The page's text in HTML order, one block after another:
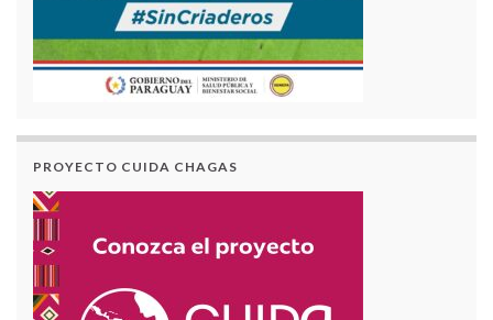
PROYECTO CUIDA CHAGAS